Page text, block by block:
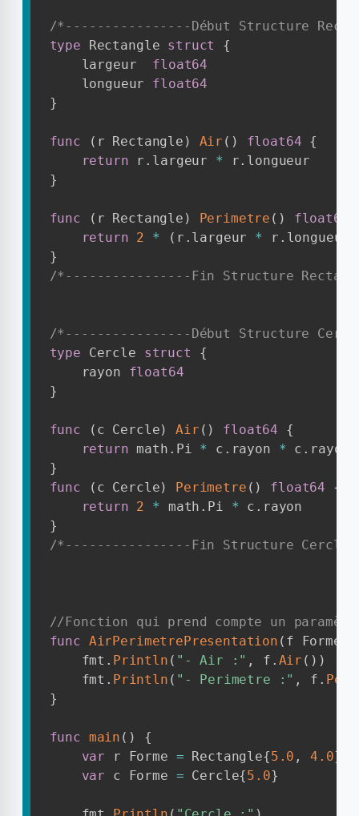
/*----------------Début Structure
type Rectangle struct
{
	largeur
float64
	longueur
float64
}
func ( r Rectangle ) Air ( ) float64 {
return r . largeur * r.
}
func ( r Rectangle ) Perimetre ( ) float64
return 2 * ( r . largeur * r . longueur
}
/*----------------Fin Structure
/*----------------Début Structure
type Cercle struct
{
	rayon
float64
}
func ( c Cercle) Air ( ) float64
{
return math . Pi * c . rayon * c .
}
func
( c Cercle) Perimetre ( ) float64
{
return 2 * math . Pi * c .
}
/*----------------Fin Structure
//Fonction qui prend compte un
func AirPerimetrePresentation ( f Forme
	fmt
. Println ( "- Air :" , f . Air ( ) )
	fmt
. Println ( "- Perimetre :" , f .
}
func main ( )
{
var r Forme = Rectangle{5.0 , 4.0}
var c Forme = Cercle{5.0}